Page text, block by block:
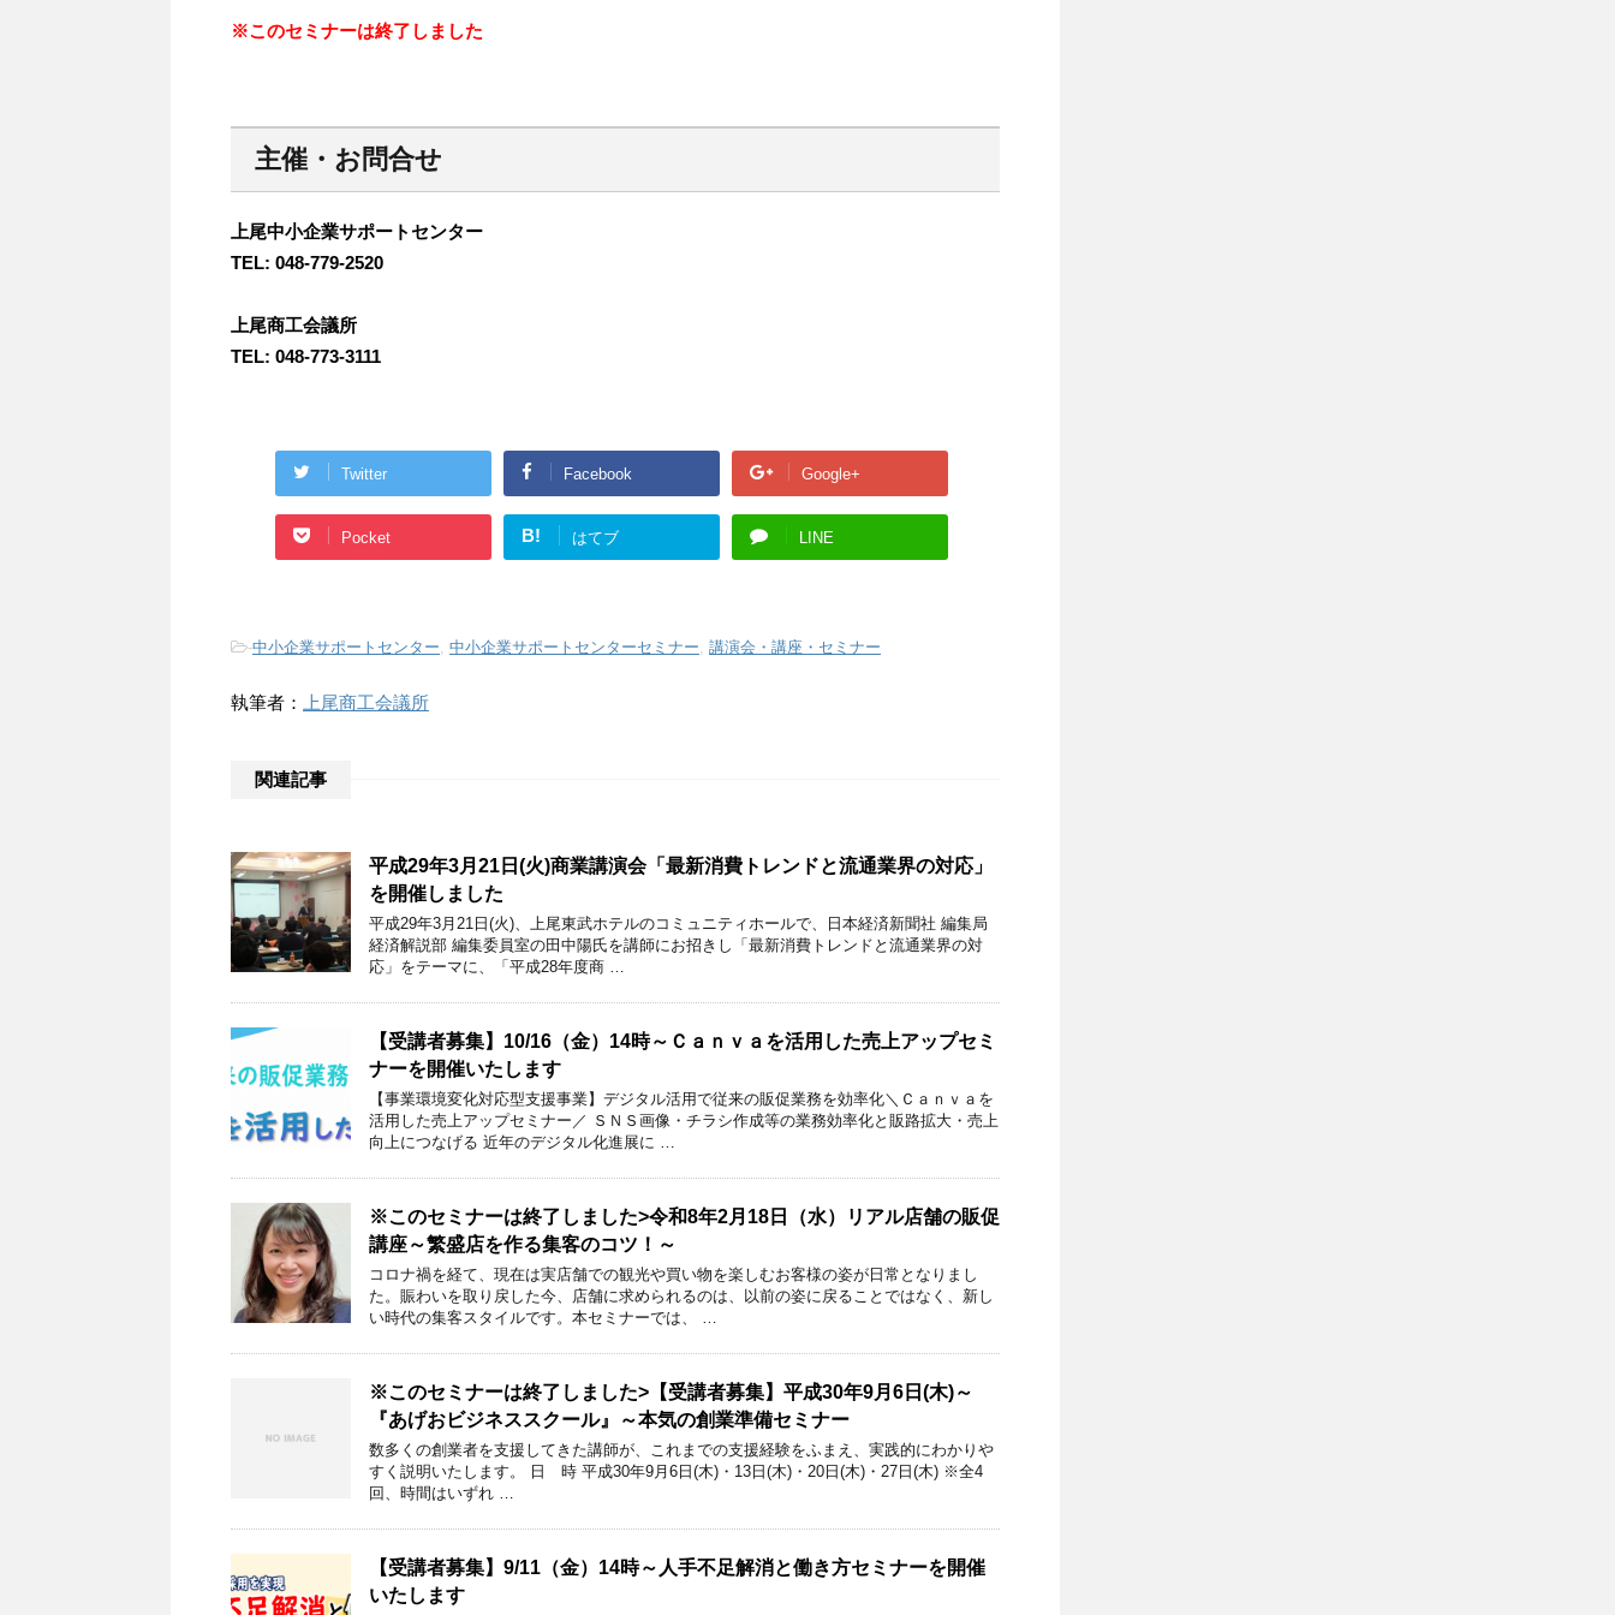
※このセミナーは終了しました
主催・お問合せ
上尾中小企業サポートセンター
TEL: 048-779-2520
上尾商工会議所
TEL: 048-773-3111
Twitter Facebook Google+
Pocket B! はてブ LINE
-中小企業サポートセンター, 中小企業サポートセンターセミナー, 講演会・講座・セミナー
執筆者： 上尾商工会議所
関連記事
平成29年3月21日(火)商業講演会「最新消費トレンドと流通業界の対応」
を開催しました
平成29年3月21日(火)、上尾東武ホテルのコミュニティホールで、日本経済新聞社 編集局
経済解説部 編集委員室の田中陽氏を講師にお招きし「最新消費トレンドと流通業界の対
応」をテーマに、「平成28年度商 …
【受講者募集】10/16（金）14時～Ｃａｎｖａを活用した売上アップセミ
ナーを開催いたします
【事業環境変化対応型支援事業】デジタル活用で従来の販促業務を効率化＼Ｃａｎｖａを
活用した売上アップセミナー／ ＳＮＳ画像・チラシ作成等の業務効率化と販路拡大・売上
向上につなげる 近年のデジタル化進展に …
※このセミナーは終了しました>令和8年2月18日（水）リアル店舗の販促
講座～繁盛店を作る集客のコツ！～
コロナ禍を経て、現在は実店舗での観光や買い物を楽しむお客様の姿が日常となりまし
た。賑わいを取り戻した今、店舗に求められるのは、以前の姿に戻ることではなく、新し
い時代の集客スタイルです。本セミナーでは、 …
※このセミナーは終了しました>【受講者募集】平成30年9月6日(木)～
『あげおビジネススクール』～本気の創業準備セミナー
数多くの創業者を支援してきた講師が、これまでの支援経験をふまえ、実践的にわかりや
すく説明いたします。 日 時 平成30年9月6日(木)・13日(木)・20日(木)・27日(木) ※全4
回、時間はいずれ …
【受講者募集】9/11（金）14時～人手不足解消と働き方セミナーを開催
いたします